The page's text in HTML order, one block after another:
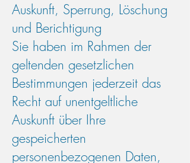
Auskunft, Sperrung, Löschung
und Berichtigung
Sie haben im Rahmen der
geltenden gesetzlichen
Bestimmungen jederzeit das
Recht auf unentgeltliche
Auskunft über Ihre
gespeicherten
personenbezogenen Daten,